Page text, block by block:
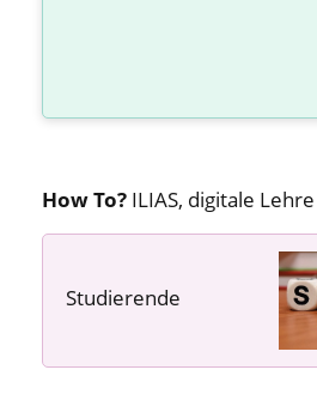
How To? ILIAS, digitale
Studierende